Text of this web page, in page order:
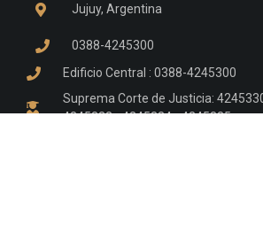
Jujuy, Argentina
0388-4245300
Edificio Central : 0388-4245300
Suprema Corte de Justicia:
4245332 - 4245334 - 4245335